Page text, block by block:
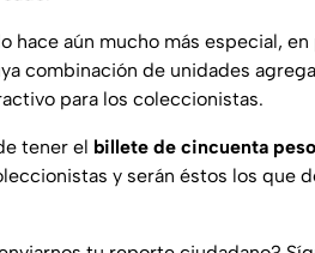
hace aún mucho más especial,
combinación de unidades
para los coleccionistas.
tener el billete de cincuenta
y serán éstos los que